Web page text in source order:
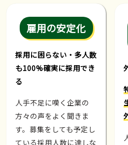
雇用の安定化
採用に困らない・多人数
も100%確実に採用でき
る
人手不足に嘆く企業の
方々の声をよく聞きま
す。募集をしても予定し
ている採用人数に達しな